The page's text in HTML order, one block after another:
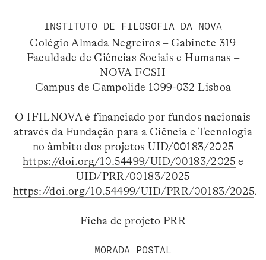
INSTITUTO DE FILOSOFIA DA NOVA
Colégio Almada Negreiros – Gabinete 319
Faculdade de Ciências Sociais e Humanas –
NOVA FCSH
Campus de Campolide 1099-032 Lisboa
O IFILNOVA é financiado por fundos nacionais
através da Fundação para a Ciência e Tecnologia
no âmbito dos projetos UID/00183/2025
https://doi.org/10.54499/UID/00183/2025 e
UID/PRR/00183/2025
https://doi.org/10.54499/UID/PRR/00183/2025.
Ficha de projeto PRR
MORADA POSTAL